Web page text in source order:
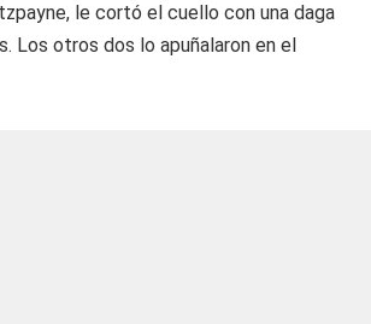
le cortó el cuello con una daga
Los otros dos lo apuñalaron en el